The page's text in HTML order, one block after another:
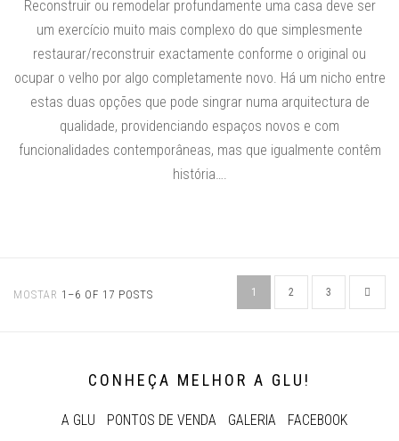
Reconstruir ou remodelar profundamente uma casa deve ser
um exercício muito mais complexo do que simplesmente
restaurar/reconstruir exactamente conforme o original ou
ocupar o velho por algo completamente novo. Há um nicho entre
estas duas opções que pode singrar numa arquitectura de
qualidade, providenciando espaços novos e com
funcionalidades contemporâneas, mas que igualmente contêm
história….
MOSTAR 1–6 OF 17 POSTS 1 2 3
CONHEÇA MELHOR A GLU!
A GLU PONTOS DE VENDA GALERIA FACEBOOK